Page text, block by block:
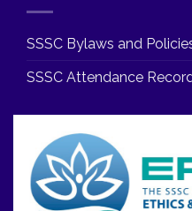
SSSC Bylaws and
SSSC Attendance